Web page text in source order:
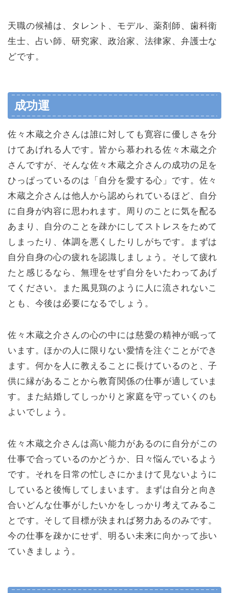
天職の候補は、タレント、モデル、薬剤師、歯科衛
生士、占い師、研究家、政治家、法律家、弁護士な
どです。
成功運
佐々木蔵之介さんは誰に対しても寛容に優しさを分
けてあげれる人です。皆から慕われる佐々木蔵之介
さんですが、そんな佐々木蔵之介さんの成功の足を
ひっぱっているのは「自分を愛する心」です。佐々
木蔵之介さんは他人から認められているほど、自分
に自身が内容に思われます。周りのことに気を配る
あまり、自分のことを疎かにしてストレスをためて
しまったり、体調を悪くしたりしがちです。まずは
自分自身の心の疲れを認識しましょう。そして疲れ
たと感じるなら、無理をせず自分をいたわってあげ
てください。また風見鶏のように人に流されないこ
とも、今後は必要になるでしょう。
佐々木蔵之介さんの心の中には慈愛の精神が眠って
います。ほかの人に限りない愛情を注ぐことができ
ます。何かを人に教えることに長けているのと、子
供に縁があることから教育関係の仕事が適していま
す。また結婚してしっかりと家庭を守っていくのも
よいでしょう。
佐々木蔵之介さんは高い能力があるのに自分がこの
仕事で合っているのかどうか、日々悩んでいるよう
です。それを日常の忙しさにかまけて見ないように
していると後悔してしまいます。まずは自分と向き
合いどんな仕事がしたいかをしっかり考えてみるこ
とです。そして目標が決まれば努力あるのみです。
今の仕事を疎かにせず、明るい未来に向かって歩い
ていきましょう。